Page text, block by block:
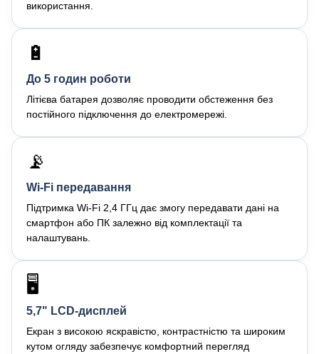
використання.
🔋
До 5 годин роботи
Літієва батарея дозволяє проводити обстеження без
постійного підключення до електромережі.
📡
Wi-Fi передавання
Підтримка Wi-Fi 2,4 ГГц дає змогу передавати дані на
смартфон або ПК залежно від комплектації та
налаштувань.
🖥️
5,7" LCD-дисплей
Екран з високою яскравістю, контрастністю та широким
кутом огляду забезпечує комфортний перегляд